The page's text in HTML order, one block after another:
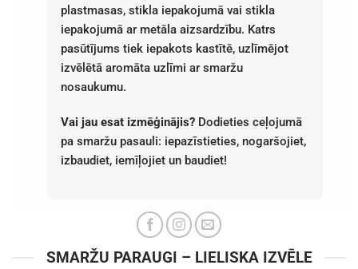
plastmasas, stikla iepakojumā vai stikla
iepakojumā ar metāla aizsardzību. Katrs
pasūtījums tiek iepakots kastītē, uzlīmējot
izvēlētā aromāta uzlīmi ar smaržu
nosaukumu.
Vai jau esat izmēģinājis? Dodieties ceļojumā
pa smaržu pasauli: iepazīstieties, nogaršojiet,
izbaudiet, iemīļojiet un baudiet!
SMARŽU PARAUGI – LIELISKA IZVĒLE